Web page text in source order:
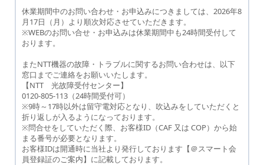
休業期間中のお問い合わせ・お申込みにつきましては、2026年8
月17日（月）より順次対応させていただきます。
※WEBのお問い合せ・お申込みは休業期間中も24時間受付して
おります。
またNTT機器の故障・トラブルに関するお問い合わせは、以下
窓口までご連絡をお願いいたします。
【NTT 光故障受付センター】
0120-805-113（24時間受付可）
※9時～17時以外は留守電対応となり、吹込みをしていただくと
折り返しが入るようになっております。
※問合せをしていただく際、お客様ID（CAF 又は COP）から始
まる番号が必要となります。
お客様IDは開通時に当社より発行しております【＠スマート会
員登録証のご案内】に記載しております。